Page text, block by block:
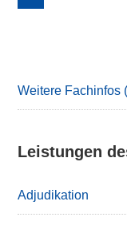
Weitere Fachinfos
Leistungen
Adjudikation